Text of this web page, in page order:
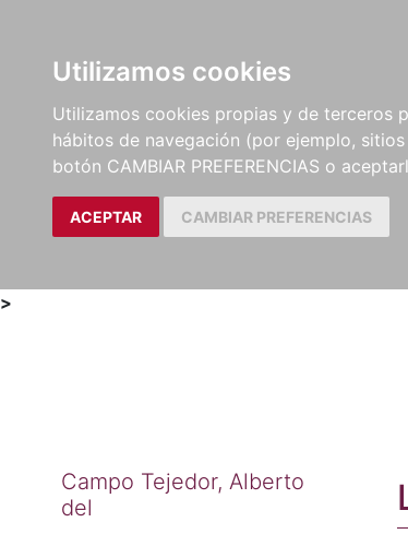
Utilizamos cookies
Utilizamos cookies propias y de terceros
hábitos de navegación (por ejemplo,
botón CAMBIAR PREFERENCIAS o
ACEPTAR CAMBIAR PREFERENCIAS
LIBROS
MÉTODOS Y
EJERCICIOS
PARTITURAS
CRÍTICAS
>
Campo Tejedor, Alberto
del